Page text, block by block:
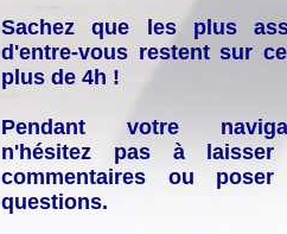
Sachez que les plus
d'entre-vous restent sur
plus de 4h !
Pendant votre
n'hésitez pas à laisser
commentaires ou
questions.